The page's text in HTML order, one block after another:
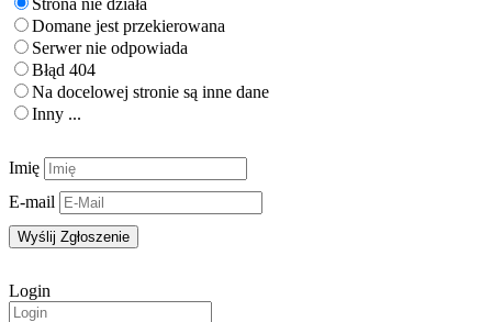
Domane jest przekierowana
Serwer nie odpowiada
Błąd 404
Na docelowej stronie są inne dane
Inny ...
Imię
E-mail
Login